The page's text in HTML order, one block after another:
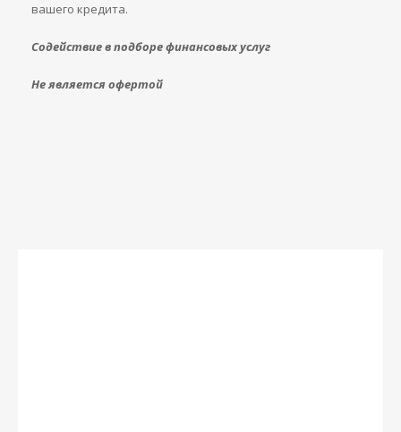
вашего кредита.
Содействие в подборе финансовых услуг
Не является офертой